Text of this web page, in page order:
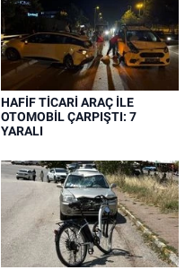
HAFİF TİCARİ ARAÇ İLE
OTOMOBİL ÇARPIŞTI: 7
YARALI